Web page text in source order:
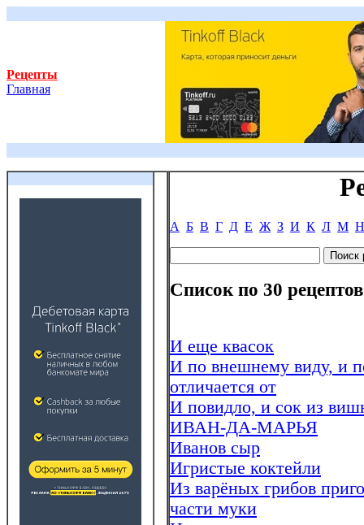
Рецепты
Главная
А Б В Г Д Е Ж З И К Л М Н
Список по 30
И еще квасок
И по внешнему виду, и
отличается от
И повидло, и сок из
ИВАН-ДА-МАРЬЯ
Иванов сыр
Игристые коктейли
Из варёных грибов
части муки